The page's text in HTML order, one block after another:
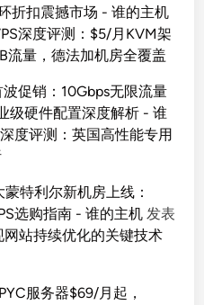
折扣震撼市场 - 谁的主机
深度评测：$5/月KVM架
流量，德法加机房全覆盖
促销：10Gbps无限流量
级硬件配置深度解析 - 谁
度评测：英国高性能专用
特利尔新机房上线：
选购指南 - 谁的主机 发表
站持续优化的关键技术
服务器$69/月起，